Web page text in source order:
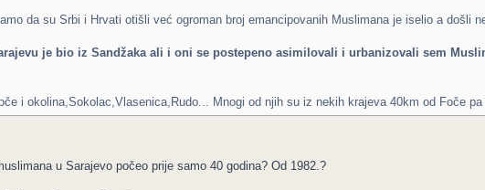
da su Srbi i Hrvati otišli već ogroman broj emancipovanih Muslimana je iselio a došli
je bio iz Sandžaka ali i oni se postepeno asimilovali i urbanizovali sem
i okolina,Sokolac,Vlasenica,Rudo... Mnogi od njih su iz nekih krajeva 40km od Foče
u Sarajevo počeo prije samo 40 godina? Od 1982.?